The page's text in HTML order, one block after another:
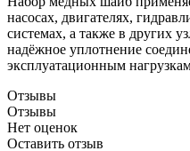
насосах, двигателях,
системах, а также в других
надёжное уплотнение
эксплуатационным
Отзывы
Отзывы
Нет оценок
Оставить отзыв